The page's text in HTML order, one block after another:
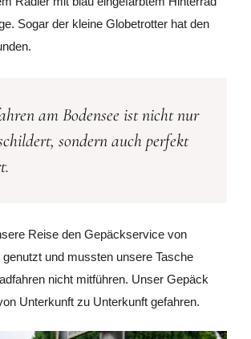
Sogar der kleine Globetrotter hat den
am Bodensee ist nicht nur
sondern auch perfekt
Reise den Gepäckservice von
und mussten unsere Tasche
nicht mitführen. Unser Gepäck
Unterkunft zu Unterkunft gefahren.